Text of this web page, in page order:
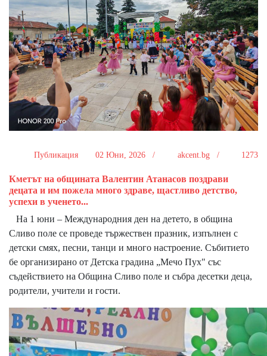
Публикация 02 Юни, 2026 / akcent.bg / 1273
Кметът на общината Валентин Атанасов поздрави
децата и им пожела много здраве, щастливо детство,
успехи в ученето...
На 1 юни – Международния ден на детето, в община
Сливо поле се проведе тържествен празник, изпълнен с
детски смях, песни, танци и много настроение. Събитието
бе организирано от Детска градина „Мечо Пух" със
съдействието на Община Сливо поле и събра десетки деца,
родители, учители и гости.